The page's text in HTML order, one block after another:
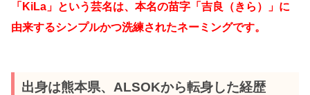
「KiLa」という芸名は、本名の苗字「吉良（きら）」に
由来するシンプルかつ洗練されたネーミングです。
出身は熊本県、ALSOKから転身した経歴